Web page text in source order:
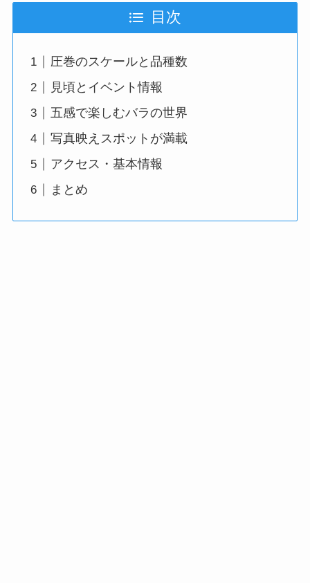
目次
圧巻のスケールと品種数
見頃とイベント情報
五感で楽しむバラの世界
写真映えスポットが満載
アクセス・基本情報
まとめ